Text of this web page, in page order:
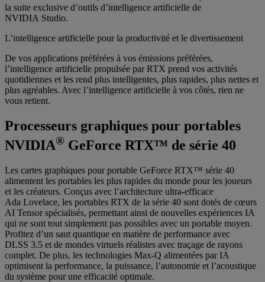
la suite exclusive d’outils d’intelligence artificielle de
NVIDIA Studio.
L’intelligence artificielle pour la productivité et le divertissement
De vos applications préférées à vos émissions préférées,
l’intelligence artificielle propulsée par RTX prend vos activités
quotidiennes et les rend plus intelligentes, plus rapides, plus nettes et
plus agréables. Avec l’intelligence artificielle à vos côtés, rien ne
vous retient.
Processeurs graphiques pour portables
NVIDIA®‌ GeForce RTX™ de série 40
Les cartes graphiques pour portable GeForce RTX™ série 40
alimentent les portables les plus rapides du monde pour les joueurs
et les créateurs. Conçus avec l’architecture ultra-efficace
Ada Lovelace, les portables RTX de la série 40 sont dotés de cœurs
AI Tensor spécialisés, permettant ainsi de nouvelles expériences IA
qui ne sont tout simplement pas possibles avec un portable moyen.
Profitez d’un saut quantique en matière de performance avec
DLSS 3.5 et de mondes virtuels réalistes avec traçage de rayons
complet. De plus, les technologies Max-Q alimentées par IA
optimisent la performance, la puissance, l’autonomie et l’acoustique
du système pour une efficacité optimale.